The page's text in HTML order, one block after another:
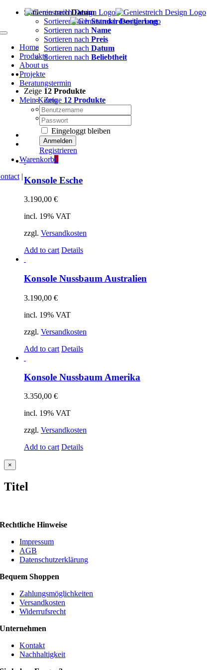
Zum
springen
Toggle
NavigationHome
Produkte
About us
Projekte
Beratungstermin
Mein Konto
Nutzername:
Passwort:
Eingeloggt bleiben
Registrieren
Warenkorb0
|
Sortieren nachDatum
Sortieren nachStandardsortierung
Sortieren nach Name
Sortieren nach Preis
Sortieren nach Datum
Sortieren nach Beliebtheit
Zeige 12 Produkte
Zeige 12 Produkte
Zeige24 Produkte
Zeige36 Produkte
Konsole Esche
3.190,00 €
incl. 19% VAT
zzgl. Versandkosten
Add to cart Details
Konsole Nussbaum Australien
3.190,00 €
incl. 19% VAT
zzgl. Versandkosten
Add to cart Details
Konsole Nussbaum Amerika
3.350,00 €
incl. 19% VAT
zzgl. Versandkosten
Add to cart Details
Close
product
view
×
Titel
Rechtliche Hinweise
Impressum
AGB
Datenschutzerklärung
Bequem Shoppen
Zahlungsmöglichkeiten
Versandkosten
Widerrufsrecht
Unternehmen
Kontakt
Nachhaltigkeit